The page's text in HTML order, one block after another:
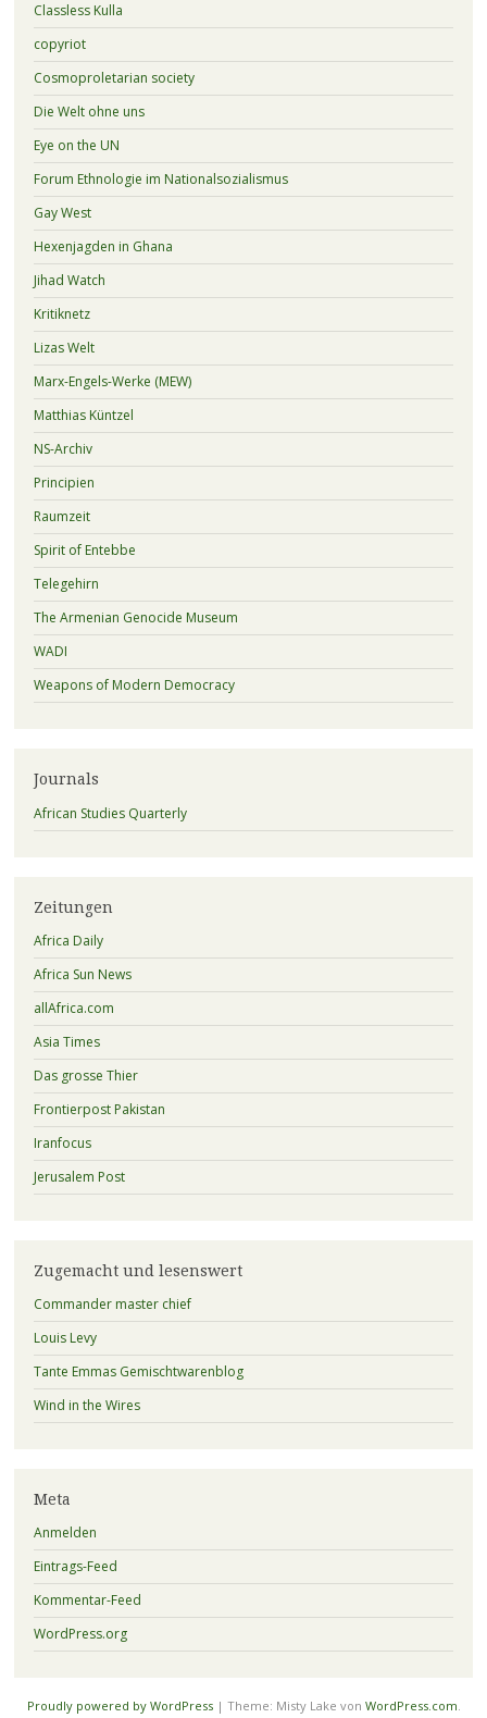
Classless Kulla
copyriot
Cosmoproletarian society
Die Welt ohne uns
Eye on the UN
Forum Ethnologie im Nationalsozialismus
Gay West
Hexenjagden in Ghana
Jihad Watch
Kritiknetz
Lizas Welt
Marx-Engels-Werke (MEW)
Matthias Küntzel
NS-Archiv
Principien
Raumzeit
Spirit of Entebbe
Telegehirn
The Armenian Genocide Museum
WADI
Weapons of Modern Democracy
Journals
African Studies Quarterly
Zeitungen
Africa Daily
Africa Sun News
allAfrica.com
Asia Times
Das grosse Thier
Frontierpost Pakistan
Iranfocus
Jerusalem Post
Zugemacht und lesenswert
Commander master chief
Louis Levy
Tante Emmas Gemischtwarenblog
Wind in the Wires
Meta
Anmelden
Eintrags-Feed
Kommentar-Feed
WordPress.org
Proudly powered by WordPress | Theme: Misty Lake von WordPress.com.